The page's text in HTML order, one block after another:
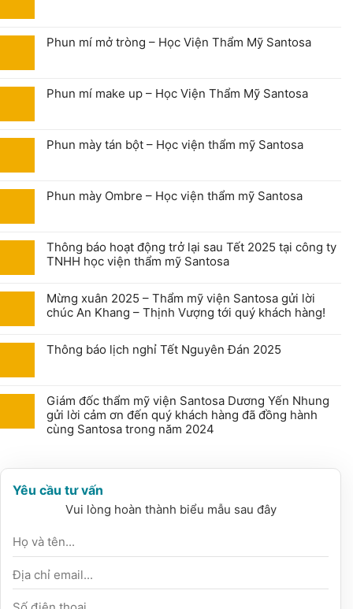
Phun mí mở tròng – Học Viện Thẩm Mỹ Santosa
Phun mí make up – Học Viện Thẩm Mỹ Santosa
Phun mày tán bột – Học viện thẩm mỹ Santosa
Phun mày Ombre – Học viện thẩm mỹ Santosa
Thông báo hoạt động trở lại sau Tết 2025 tại công ty
TNHH học viện thẩm mỹ Santosa
Mừng xuân 2025 – Thẩm mỹ viện Santosa gửi lời
chúc An Khang – Thịnh Vượng tới quý khách hàng!
Thông báo lịch nghỉ Tết Nguyên Đán 2025
Giám đốc thẩm mỹ viện Santosa Dương Yến Nhung
gửi lời cảm ơn đến quý khách hàng đã đồng hành
cùng Santosa trong năm 2024
Yêu cầu tư vấn
Vui lòng hoàn thành biểu mẫu sau đây